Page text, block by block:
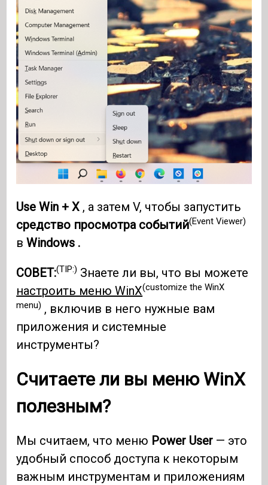
Use Win + X , а затем V, чтобы запустить
средство просмотра событий(Event Viewer)
вWindows .
СОВЕТ:(TIP:) Знаете ли вы, что вы можете
настроить меню WinX(customize the WinX
menu) , включив в него нужные вам
приложения и системные
инструменты?
Считаете ли вы меню WinX
полезным?
Мы считаем, что меню Power User — это
удобный способ доступа к некоторым
важным инструментам и приложениям